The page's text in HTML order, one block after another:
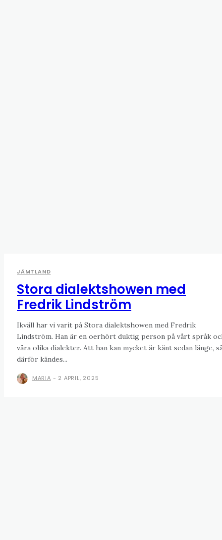
JÄMTLAND
Stora dialektshowen med
Fredrik Lindström
Ikväll har vi varit på Stora dialektshowen med Fredrik
Lindström. Han är en oerhört duktig person på vårt språk
våra olika dialekter. Att han kan mycket är känt sedan länge,
därför kändes...
MARIA - 2 APRIL, 2025